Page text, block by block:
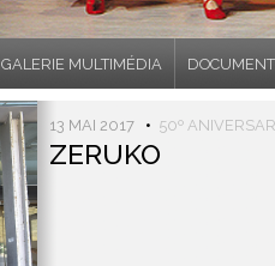
GALERIE MULTIMÉDIA
13 MAI 2017 • 50º
ZERUKO